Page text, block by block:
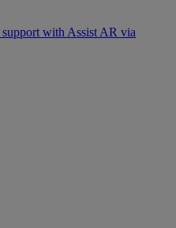
with Assist AR via